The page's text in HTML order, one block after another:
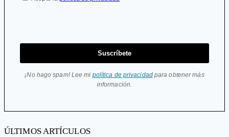
Suscríbete
¡No hago spam! Lee mi política de privacidadpara obtener más
información.
ÚLTIMOS ARTÍCULOS